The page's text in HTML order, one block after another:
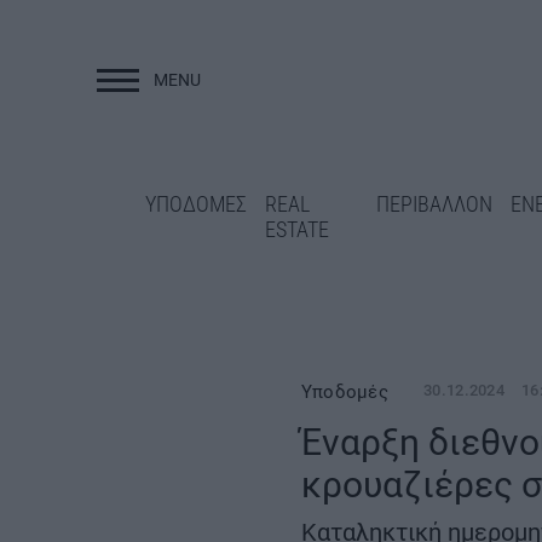
MENU
ΥΠΟΔΟΜΕΣ
REAL
ESTATE
ΠΕΡΙΒΑΛΛΟΝ
ΥΠΟΔΟΜΕΣ
Πλήρης κάλυψη των ζημιών
Στον «αέρα» ο
για το
ΔΕΘ-Helexpo –
ημερομηνία η 21η
Υποδομές 30.12.2024
Έναρξη
κρουαζιέρες
Καταληκτική